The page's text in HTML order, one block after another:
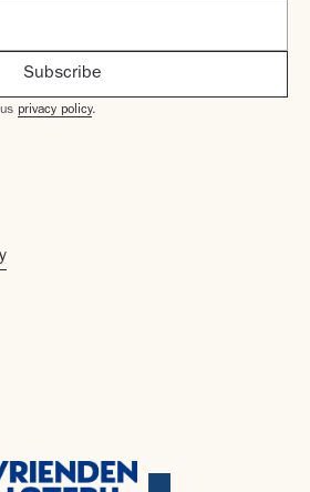
privacy policy.